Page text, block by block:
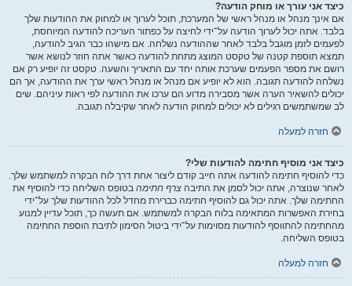
כיצד אני עורך או מוחק הודעה?
אם אינך מנהל או מנהל ראשי של המערכת, תוכל לערוך או למחוק את ההודעות שלך
בלבד. אתה יכול לערוך הודעה על־ידי לחיצה על כפתור העריכה להודעה המיוחסת,
לפעמים לזמן מוגבל בלבד לאחר שההודעה נשלחה. אם מישהו כבר הגיב להודעה,
תמצא תוספת קטנה של טקסט המוצג מתחת להודעה כאשר אתה חוזר לנושא אשר
רושם את מספר הפעמים שערכת אותה יחד עם התאריך והשעה. טקסט זה יופיע רק אם
נשלחה להודעה תגובה. הוא לא יופיע אם מנהל או מנהל ראשי ערך את ההודעה, אך הם
יכולים להשאיר הערה אשר מסבירה מדוע הם ערכו את ההודעה לפי ראות עיניהם. שים
לב שמשתמשים רגילים לא יכולים למחוק הודעה לאחר שקיבלה תגובה.
חזרה למעלה
כיצד אני מוסיף חתימה להודעות שלי?
כדי להוסיף חתימה להודעה אתה חייב קודם ליצור אחת דרך לוח הבקרה למשתמש שלך.
לאחר שנוצרה, אתה יכול לסמן את התיבה צרף חתימה בטופס השליחה כדי להוסיף את
החתימה שלך. אתה יכול גם להוסיף חתימה כברירת מחדל לכל ההודעות שלך על־ידי
בחירת האפשרות המתאימה בלוח הבקרה למשתמש. אם תעשה כך, תוכל עדיין למנוע
מהחתימה להתווסף להודעות מסוימות על־ידי ביטול הסימון לתיבת הוספת החתימה
בטופס השליחה.
חזרה למעלה